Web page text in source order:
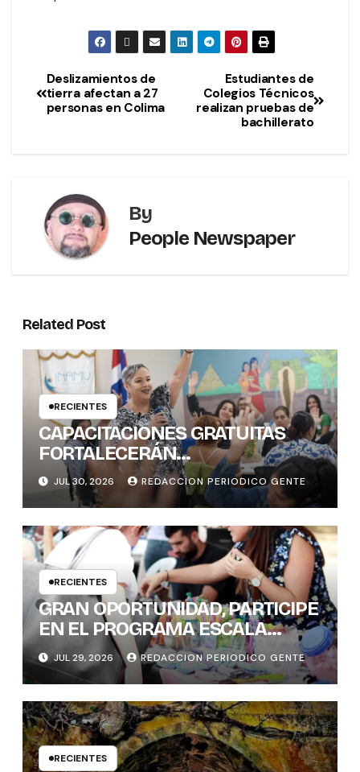
Estudiantes de
Colegios Técnicos
realizan pruebas de
bachillerato
Deslizamientos de
tierra afectan a 27
personas en Colima
By
People Newspaper
Related Post
RECIENTES
CAPACITACIONES GRATUITAS
FORTALECERÁN
CONOCIMIENTOS Y
HABILIDADES BLANDAS DE LAS
MUJERES POLÍTICAS
JUL 30, 2026 REDACCION PERIODICO GENTE
RECIENTES
GRAN OPORTUNIDAD, PARTICIPE
EN EL PROGRAMA ESCALA
PYME SOSTENIBLE
JUL 29, 2026 REDACCION PERIODICO GENTE
RECIENTES